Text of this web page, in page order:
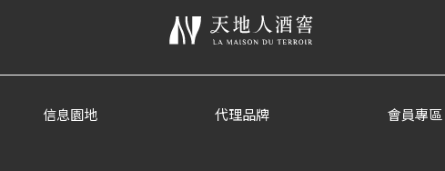
信息園地 代理品牌 會員專區